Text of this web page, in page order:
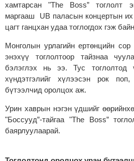
хамтарсан "The Boss”
маргааш UВ паласын концертын их
цагт ганцхан удаа тоглогдох гэж
Монголын урлагийн ертөнцийн
энэхүү тоглолтоор тайзнаа
бэлэглэх нь ээ. Тус тоглолтод
хүндэтгэлийг хүлээсэн рок
бүтээлчид оролцох аж.
Урин хаврын нэгэн үдшийг
"Боссууд”-тайгаа "The Boss”
баярлуулаарай.